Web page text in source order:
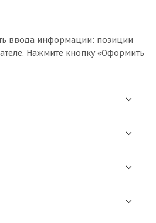
ввода информации: позиции
Нажмите кнопку «Оформить